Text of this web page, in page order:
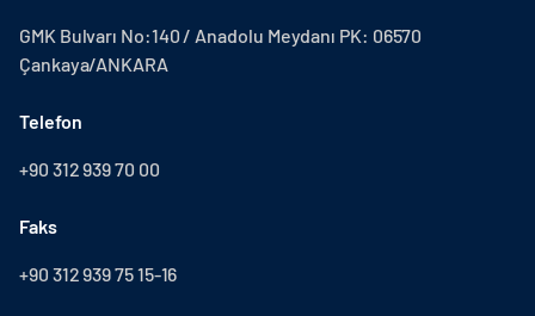
GMK Bulvarı No:140 / Anadolu Meydanı PK: 06570
Çankaya/ANKARA
Telefon
+90 312 939 70 00
Faks
+90 312 939 75 15-16